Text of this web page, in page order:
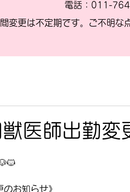
電話：011-
変更は不定期です。ご不明な
医師出勤変
お知らせ》